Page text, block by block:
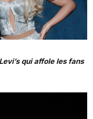
qui affole les fans